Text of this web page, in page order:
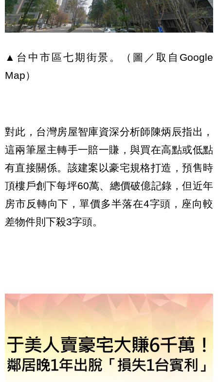
▲台中市區七期街景。（圖／取自Google
Map）
對此，台灣房屋智庫資深分析師陳炳辰指出，
這兩筆屋主轉手一賠一賺，與買在高點或低點
有直接關係。該建案以豪宅規格打造，預售時
頂樓戶創下每坪60萬、總價破億記錄，但近年
房市反轉向下，單價多半落在4字頭，座向較
差物件則下殺3字頭。